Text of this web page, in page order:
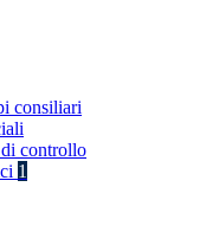
consiliari
controllo
1